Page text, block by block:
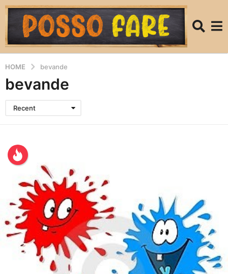
HOME bevande
bevande
Recent